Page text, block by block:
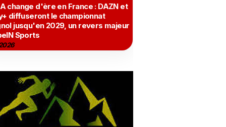
change d'ère en France : DAZN et
diffuseront le championnat
jusqu'en 2029, un revers majeur
Sports